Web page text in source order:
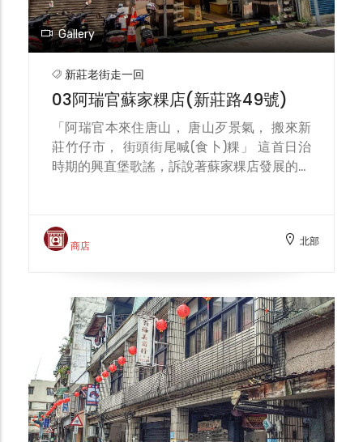
讓臺灣的傳統技藝走上世界舞台。
Gallery
新莊老街走一回
03阿瑞官蘇家粿店(新莊路49號)
「阿瑞官本來住唐山， 唐山歹景氣， 搬來新
莊竹仔市， 街頭街尾喊(食卜)粿」 這首日治
時期的興直堡歌謠，訴說著蘇家粿店發展的點
瑞，當時人稱她為「阿瑞嫂」，官即是「嫂
子」的意思。原以運送酒廠酒粕給養豬人家維
創新產品，如第二代蘇力先生以鹹香Q彈的
「碗粿」著稱，第三代蘇添福先生擅長做一斤
重、拜神明的「紅龜粿」、第四代蘇文明先生
則發展包著油蔥炒金勾蝦、芋角和肉丁的芋粿
巧，第五代經營者蘇宏仁先生除現有的草仔粿
以外，考量現今重視養生觀念，發展出南瓜粿
等創新口味，深受民眾喜愛。 阿瑞官在糕粿
製作上堅持純手工製作，材料係以糯米為主，
商店 北部